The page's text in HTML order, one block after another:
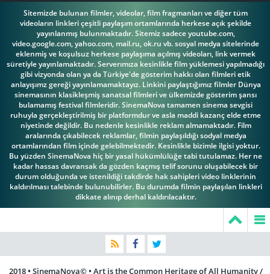
Sitemizde bulunan filmler, videolar, film fragmanları ve diğer tüm
videoların linkleri çeşitli paylaşım ortamlarında herkese açık şekilde
yayınlanmış bulunmaktadır. Sitemiz sadece youtube.com,
video.google.com, yahoo.com, mail.ru, ok.ru vb. sosyal medya sitelerinde
eklenmiş ve koşulsuz herkese paylaşıma açılmış videoları, link vermek
süretiyle yayınlamaktadır. Serverımıza kesinlikle film yüklemesi yapılmadığı
gibi vizyonda olan ya da Türkiye'de gösterim hakkı olan filmleri etik
anlayışımz gereği yayınlamamaktayız. Linkini paylaştığımız filmler Dünya
sinemasının klasikleşmiş sanatsal filmleri ve ülkemizde gösterim şansı
bulamamış festival filmleridir. SinemaNova tamamen sinema sevgisi
ruhuyla gerçekleştirilmiş bir platformdur ve asla maddi kazanç elde etme
niyetinde değildir. Bu nedenle kesinlikle reklam almamaktadır. Film
aralarında çıkabilecek reklamlar, filmin paylaşıldığı sodyal medya
ortamlarından film içinde gelebilmektedir. Kesinlikle bizimle ilgisi yoktur.
Bu yüzden SinemaNova hiç bir yasal hükümlülüğe tabi tutulamaz. Her ne
kadar hassas davransak da gözden kaçmış telif sorunu oluşabilecek bir
durum olduğunda ve istenildiği takdirde hak sahipleri video linklerinin
kaldırılması talebinde bulunubilirler. Bu durumda filmin paylaşılan linkleri
dikkate alınıp derhal kaldırılacaktır.
2018 • SinemaNova© • Art is the Common Heritage of All Humanity /